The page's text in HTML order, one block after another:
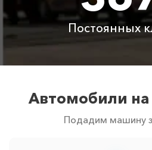
сообщит менеджер
Постоянных
Автомобили
Подадим машину